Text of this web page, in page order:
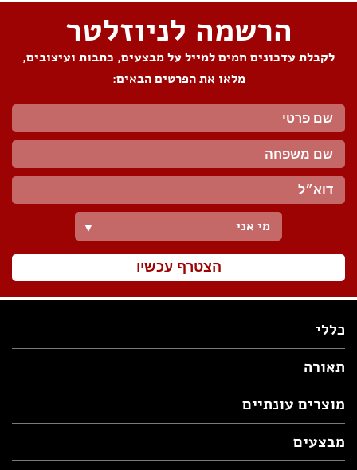
הרשמה לניוזלטר
לקבלת עדכונים חמים למייל על מבצעים, כתבות ועיצובים,
מלאו את הפרטים הבאים:
מי אני ▼
הצטרף עכשיו
כללי
תאורה
מוצרים עונתיים
מבצעים